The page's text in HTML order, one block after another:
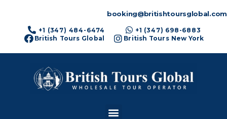
booking@britishtoursglobal.com
+1 (347) 484-6474
+1 (347) 698-6883
British Tours Global
British Tours New York